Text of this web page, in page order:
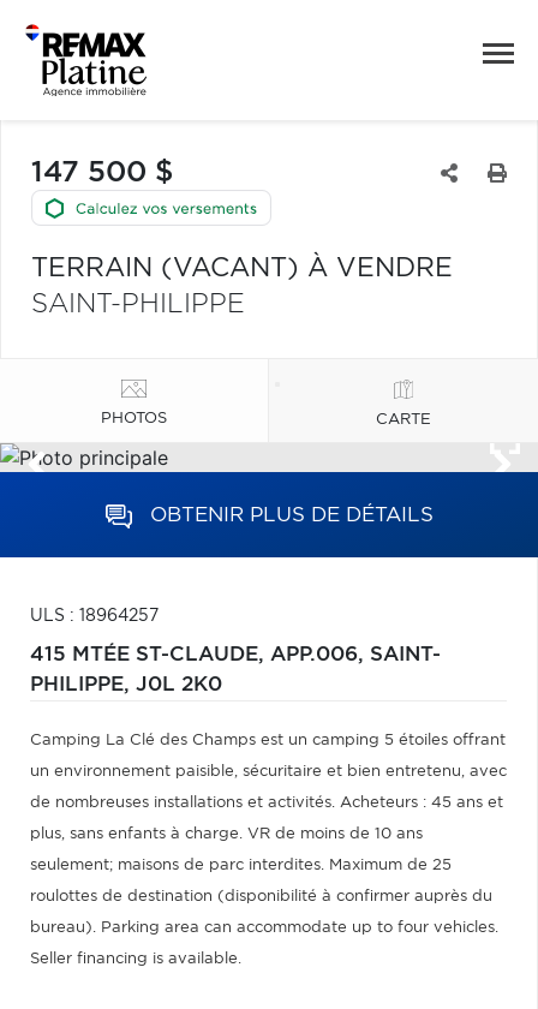
147 500 $
TERRAIN (VACANT) À VENDRE
SAINT-PHILIPPE
PHOTOS CARTE
OBTENIR PLUS DE DÉTAILS
ULS : 18964257
415 MTÉE ST-CLAUDE, APP.006, SAINT-
PHILIPPE, J0L 2K0
Camping La Clé des Champs est un camping 5 étoiles offrant
un environnement paisible, sécuritaire et bien entretenu, avec
de nombreuses installations et activités. Acheteurs : 45 ans et
plus, sans enfants à charge. VR de moins de 10 ans
seulement; maisons de parc interdites. Maximum de 25
roulottes de destination (disponibilité à confirmer auprès du
bureau). Parking area can accommodate up to four vehicles.
Seller financing is available.